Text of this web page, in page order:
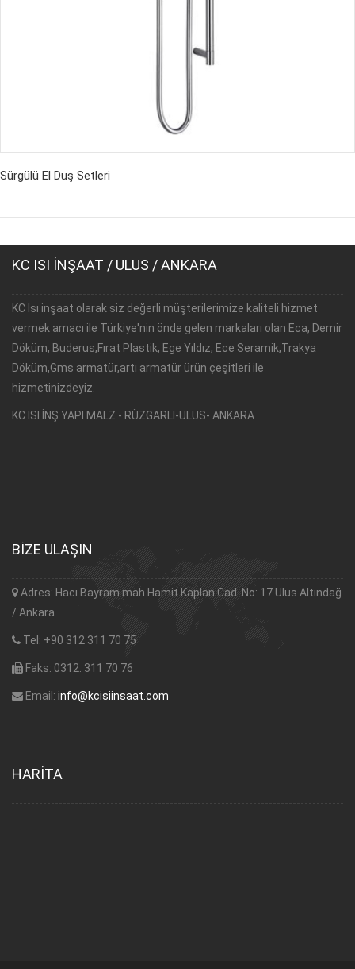
Sürgülü El Duş Setleri
KC ISI İNŞAAT / ULUS / ANKARA
KC Isı inşaat olarak siz değerli müşterilerimize kaliteli hizmet
vermek amacı ile Türkiye'nin önde gelen markaları olan Eca, Demir
Döküm, Buderus,Fırat Plastik, Ege Yıldız, Ece Seramik,Trakya
Döküm,Gms armatür,artı armatür ürün çeşitleri ile
hizmetinizdeyiz.
KC ISI İNŞ.YAPI MALZ - RÜZGARLI-ULUS- ANKARA
BİZE ULAŞIN
Adres: Hacı Bayram mah.Hamit Kaplan Cad. No: 17 Ulus Altındağ
/ Ankara
Tel: +90 312 311 70 75
Faks: 0312. 311 70 76
Email: info@kcisiinsaat.com
HARİTA